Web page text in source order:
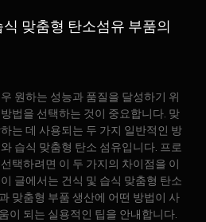
맞춤형 탄소섬유 부품의
원하는 성능과 품질을 달성하기 위
법을 선택하는 것이 중요합니다. 맞
는 데 사용되는 두 가지 일반적인 방
습식 맞춤형 탄소 섬유입니다. 프로
택하려면 이 두 가지의 차이점을 이
글에서는 건식 및 습식 맞춤형 탄소
맞춤형 부품 생산에 어떤 방법이 사
이 되는 실용적인 팁을 안내합니다.